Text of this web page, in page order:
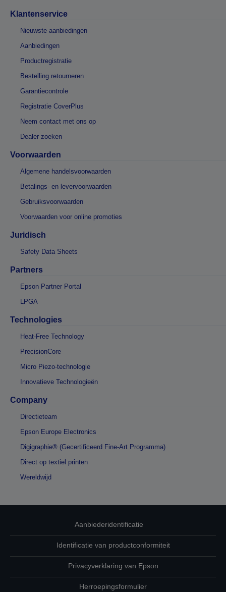
Klantenservice
Nieuwste aanbiedingen
Aanbiedingen
Productregistratie
Bestelling retourneren
Garantiecontrole
Registratie CoverPlus
Neem contact met ons op
Dealer zoeken
Voorwaarden
Algemene handelsvoorwaarden
Betalings- en levervoorwaarden
Gebruiksvoorwaarden
Voorwaarden voor online promoties
Juridisch
Safety Data Sheets
Partners
Epson Partner Portal
LPGA
Technologies
Heat-Free Technology
PrecisionCore
Micro Piezo-technologie
Innovatieve Technologieën
Company
Directieteam
Epson Europe Electronics
Digigraphie® (Gecertificeerd Fine-Art Programma)
Direct op textiel printen
Wereldwijd
Aanbiederidentificatie
Identificatie van productconformiteit
Privacyverklaring van Epson
Herroepingsformulier